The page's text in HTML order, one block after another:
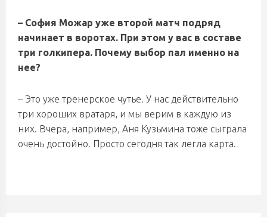
– София Можар уже второй матч подряд
начинает в воротах. При этом у вас в составе
три голкипера. Почему выбор пал именно на
нее?
– Это уже тренерское чутье. У нас действительно
три хороших вратаря, и мы верим в каждую из
них. Вчера, например, Аня Кузьмина тоже сыграла
очень достойно. Просто сегодня так легла карта.